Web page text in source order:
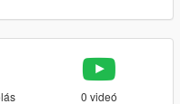
0 videó